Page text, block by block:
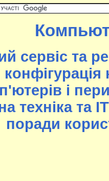
сервіс та
і
техніка та
поради